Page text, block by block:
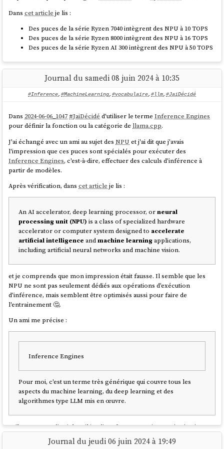
Si je devais garantir une confidentialité absolue dans un cadre
GPU:
Danscet article je lis :
Des puces de la série Ryzen 7040 intègrent des NPU à 10 TOPS
Des puces de la série Ryzen 8000 intègrent des NPU à 16 TOPS
Des puces de la série Ryzen AI 300 intègrent des NPU à 50 TOPS
Journal du samedi 08 juin 2024 à 10:35
#Inference, #MachineLearning, #vocabulaire, #llm, #JaiDécidé
Dans 2024-06-06_1047 #JaiDécidé d'utiliser le termeInference Engines
pour définir la fonction ou la catégorie de llama.cpp.
J'ai échangé avec un ami au sujet desNPU et j'ai dit que j'avais
l'impression que ces puces sont spécialés pour exécuter des
Inference Engines, c'est-à-dire, effectuer des calculs d'inférence à
partir de modèles.
Après vérification, danscet article je lis :
An AI accelerator, deep learning processor, orneural
processing unit (NPU) is a class of specialized hardware
accelerator or computer system designed to accelerate
artificial intelligence andmachine learningapplications,
including artificial neural networks and machine vision.
et je comprends que mon impression était fausse. Il semble que les
NPU ne sont pas seulement dédiés aux opérations d'exécution
d'inférence, mais semblent être optimisés aussi pour faire de
l'entrainement 🤔.
Un ami me précise :
Inference Engines
Pour moi, c'est un terme très générique qui couvre tous les
aspects du machine learning, du deep learning et des
algorithmes type LLM mis en œuvre.
et il me partagel'article Wikipedia Inference engineque je n'avais pas
lu quand j'avais rédigé2024-06-06_1047
, honte à moi 🫣.
Journal du jeudi 06 juin 2024 à 19:49